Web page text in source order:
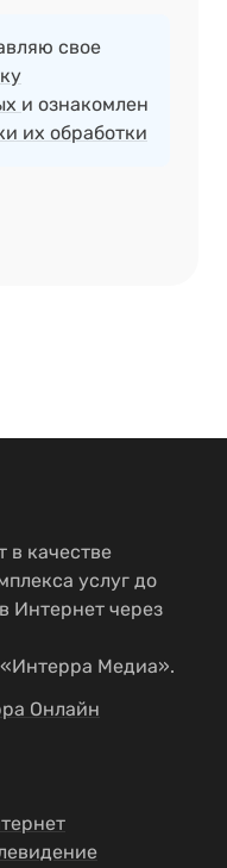
свое
и ознакомлен
их обработки
качестве
услуг до
Интернет через
Медиа».
Онлайн